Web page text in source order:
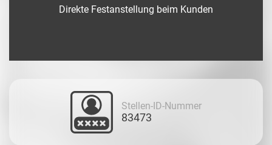
Direkte Festanstellung beim Kunden
Stellen-ID-Nummer
83473